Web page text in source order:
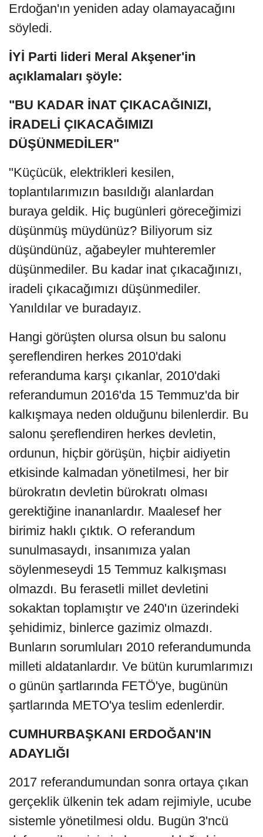
Erdoğan'ın yeniden aday olamayacağını
söyledi.
İYİ Parti lideri Meral Akşener'in
açıklamaları şöyle:
"BU KADAR İNAT ÇIKACAĞINIZI,
İRADELİ ÇIKACAĞIMIZI
DÜŞÜNMEDİLER"
"Küçücük, elektrikleri kesilen,
toplantılarımızın basıldığı alanlardan
buraya geldik. Hiç bugünleri göreceğimizi
düşünmüş müydünüz? Biliyorum siz
düşündünüz, ağabeyler muhteremler
düşünmediler. Bu kadar inat çıkacağınızı,
iradeli çıkacağımızı düşünmediler.
Yanıldılar ve buradayız.
Hangi görüşten olursa olsun bu salonu
şereflendiren herkes 2010'daki
referanduma karşı çıkanlar, 2010'daki
referandumun 2016'da 15 Temmuz'da bir
kalkışmaya neden olduğunu bilenlerdir. Bu
salonu şereflendiren herkes devletin,
ordunun, hiçbir görüşün, hiçbir aidiyetin
etkisinde kalmadan yönetilmesi, her bir
bürokratın devletin bürokratı olması
gerektiğine inananlardır. Maalesef her
birimiz haklı çıktık. O referandum
sunulmasaydı, insanımıza yalan
söylenmeseydi 15 Temmuz kalkışması
olmazdı. Bu ferasetli millet devletini
sokaktan toplamıştır ve 240'ın üzerindeki
şehidimiz, binlerce gazimiz olmazdı.
Bunların sorumluları 2010 referandumunda
milleti aldatanlardır. Ve bütün kurumlarımızı
o günün şartlarında FETÖ'ye, bugünün
şartlarında METO'ya teslim edenlerdir.
CUMHURBAŞKANI ERDOĞAN'IN
ADAYLIĞI
2017 referandumundan sonra ortaya çıkan
gerçeklik ülkenin tek adam rejimiyle, ucube
sistemle yönetilmesi oldu. Bugün 3'ncü